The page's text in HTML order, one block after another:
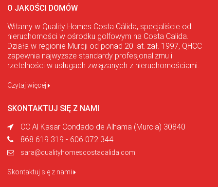
O JAKOŚCI DOMÓW
Witamy w Quality Homes Costa Cálida, specjaliście od
nieruchomości w ośrodku golfowym na Costa Calida.
Działa w regionie Murcji od ponad 20 lat. zał. 1997, QHCC
zapewnia najwyższe standardy profesjonalizmu i
rzetelności w usługach związanych z nieruchomościami.
Czytaj więcej
SKONTAKTUJ SIĘ Z NAMI
CC Al Kasar Condado de Alhama (Murcia) 30840
868 619 319 - 606 072 344
sara@qualityhomescostacalida.com
Skontaktuj się z nami